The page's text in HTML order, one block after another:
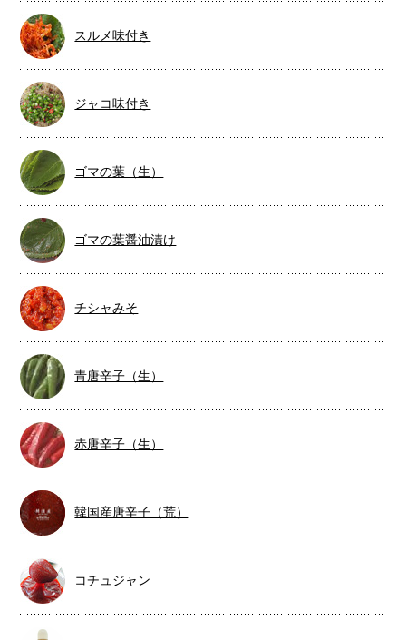
スルメ味付き
ジャコ味付き
ゴマの葉（生）
ゴマの葉醤油漬け
チシャみそ
青唐辛子（生）
赤唐辛子（生）
韓国産唐辛子（荒）
コチュジャン